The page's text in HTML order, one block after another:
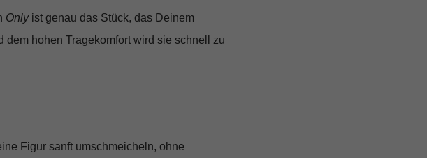
Onlyist genau das Stück, das Deinem
hohen Tragekomfort wird sie schnell zu
Figur sanft umschmeicheln, ohne